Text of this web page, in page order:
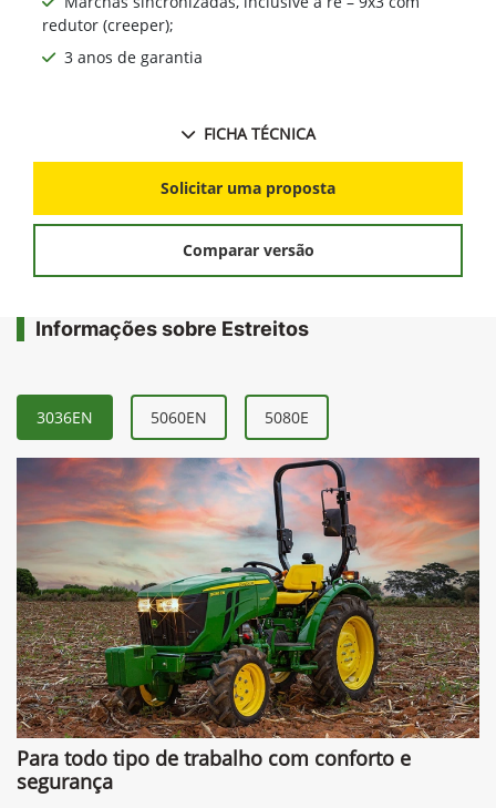
redutor (creeper);
3 anos de garantia
FICHA TÉCNICA
Solicitar uma proposta
Comparar versão
Informações sobre Estreitos
3036EN 5060EN 5080E
Para todo tipo de trabalho com conforto e
segurança